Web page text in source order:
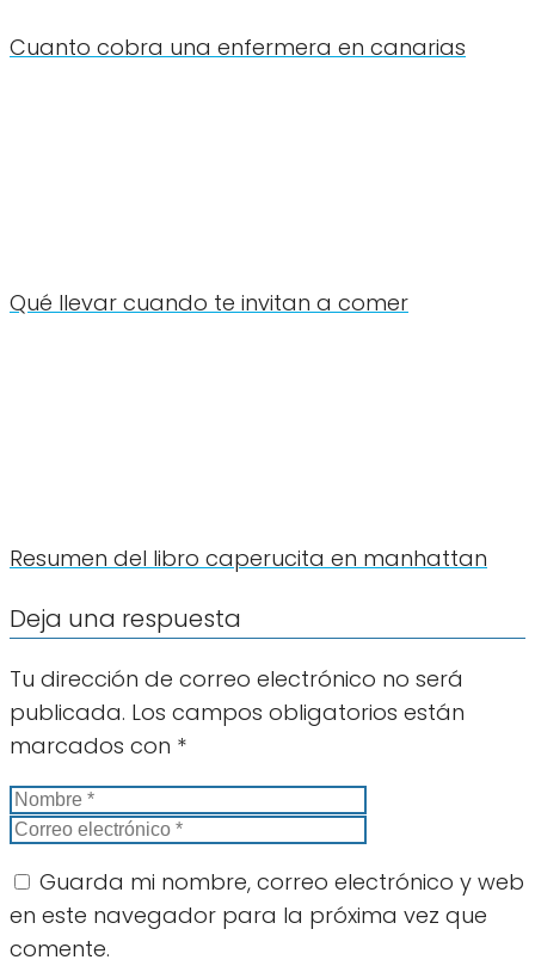
Cuanto cobra una enfermera en canarias
Qué llevar cuando te invitan a comer
Resumen del libro caperucita en manhattan
Deja una respuesta
Tu dirección de correo electrónico no será
publicada. Los campos obligatorios están
marcados con *
Guarda mi nombre, correo electrónico y web
en este navegador para la próxima vez que
comente.